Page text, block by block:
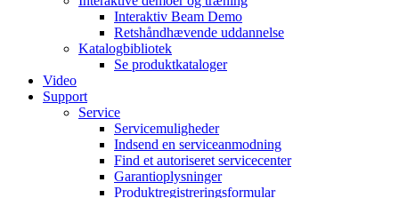
Interaktiv Beam Demo
Retshåndhævende uddannelse
Katalogbibliotek
Se produktkataloger
Video
Support
Service
Servicemuligheder
Indsend en serviceanmodning
Find et autoriseret servicecenter
Garantioplysninger
Produktregistreringsformular